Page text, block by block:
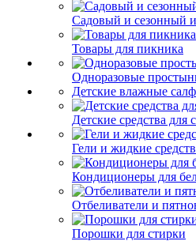
Садовый и сезонный
Товары для пикника
Одноразовые
Детские влажные
Детские средства для
Гели и жидкие
Кондиционеры для
Отбеливатели и
Порошки для стирки